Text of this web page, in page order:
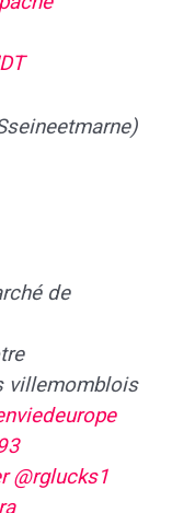
de
villemomblois
@rglucks1